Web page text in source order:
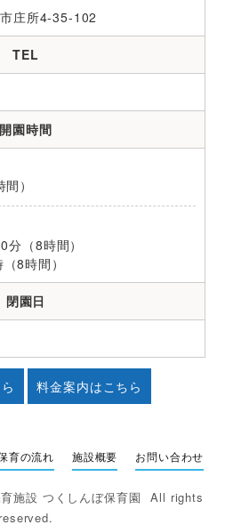
庄所4-35-102
TEL
開園時間
）
（8時間）
8時間）
閉園日
料金案内はこちら
育の流れ 施設概要 お問い合わせ
施設 つくしんぼ保育園
All rights
reserved.